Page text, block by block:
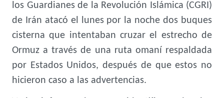
los Guardianes de la Revolución Islámica (CGRI)
de Irán atacó el lunes por la noche dos buques
cisterna que intentaban cruzar el estrecho de
Ormuz a través de una ruta omaní respaldada
por Estados Unidos, después de que estos no
hicieron caso a las advertencias.